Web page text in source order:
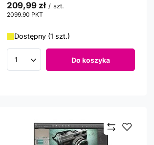
209,99 zł / szt.
2099.90 PKT
Dostępny (1 szt.)
Ilość produktów Do koszyka